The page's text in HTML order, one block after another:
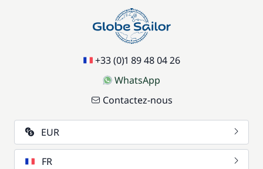
+33 (0)1 89 48 04 26
WhatsApp
Contactez-nous
EUR
FR